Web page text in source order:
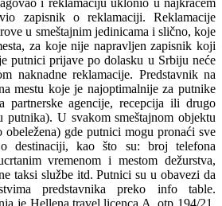
i reklamaciju uklonio u najkraćem
zapisnik o reklamaciji. Reklamacije
u smeštajnim jedinicama i slično, koje
za koje nije napravljen zapisnik koji
putnici prijave po dolasku u Srbiju neće
naknadne reklamacije. Predstavnik na
mestu koje je najoptimalnije za putnike
partnerske agencije, recepcija ili drugo
putnika). U svakom smeštajnom objektu
obeležena) gde putnici mogu pronaći sve
o destinaciji, kao što su: broj telefona
vremenom i mestom dežurstva,
taksi službe itd. Putnici su u obavezi da
predstavnika preko info table.